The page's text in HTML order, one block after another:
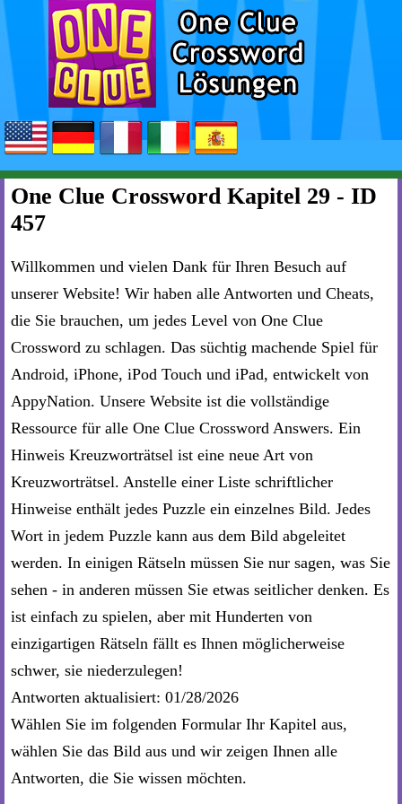
One Clue Crossword Kapitel 29 - ID
457
Willkommen und vielen Dank für Ihren Besuch auf
unserer Website! Wir haben alle Antworten und Cheats,
die Sie brauchen, um jedes Level von One Clue
Crossword zu schlagen. Das süchtig machende Spiel für
Android, iPhone, iPod Touch und iPad, entwickelt von
AppyNation. Unsere Website ist die vollständige
Ressource für alle One Clue Crossword Answers. Ein
Hinweis Kreuzworträtsel ist eine neue Art von
Kreuzworträtsel. Anstelle einer Liste schriftlicher
Hinweise enthält jedes Puzzle ein einzelnes Bild. Jedes
Wort in jedem Puzzle kann aus dem Bild abgeleitet
werden. In einigen Rätseln müssen Sie nur sagen, was Sie
sehen - in anderen müssen Sie etwas seitlicher denken. Es
ist einfach zu spielen, aber mit Hunderten von
einzigartigen Rätseln fällt es Ihnen möglicherweise
schwer, sie niederzulegen!
Antworten aktualisiert: 01/28/2026
Wählen Sie im folgenden Formular Ihr Kapitel aus,
wählen Sie das Bild aus und wir zeigen Ihnen alle
Antworten, die Sie wissen möchten.